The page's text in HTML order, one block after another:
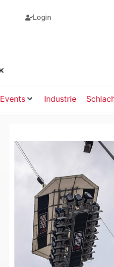
Login
Events Industrie